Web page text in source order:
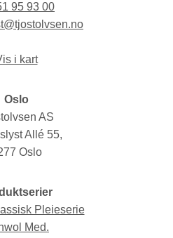
95 93 00
i kart
Oslo
AS
Allé 55,
Oslo
Pleieserie
Med.